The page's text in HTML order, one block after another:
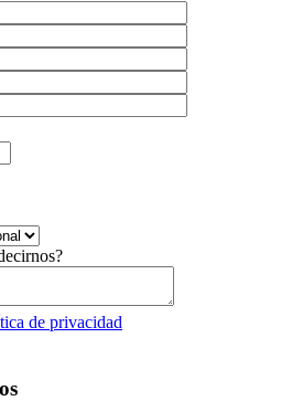
de privacidad